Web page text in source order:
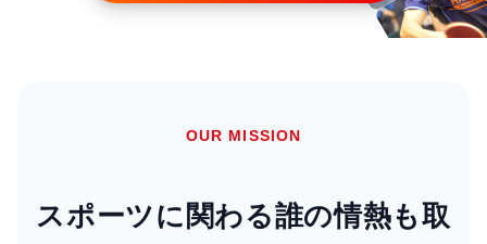
OUR MISSION
スポーツに関わる誰の情熱も取